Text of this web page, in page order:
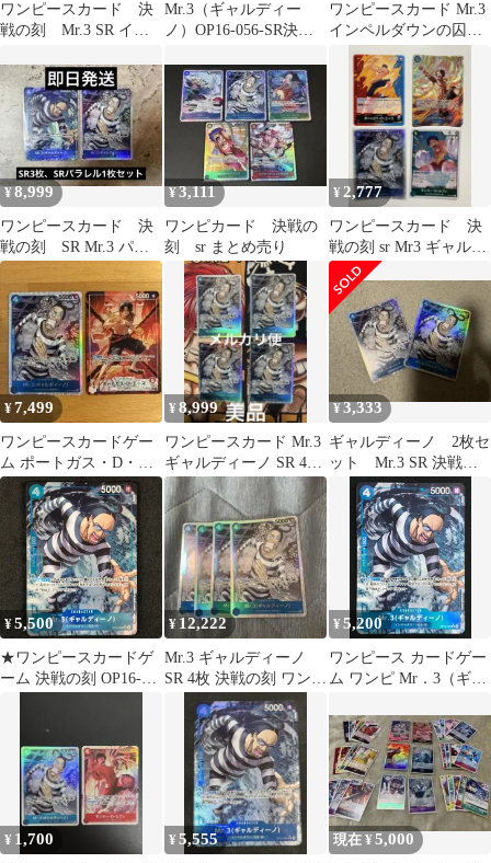
ワンピースカード 決
戦の刻 Mr.3 SR イン
セット
Mr.3（ギャルディー
ノ）OP16-056-SR決戦
囚人
ワンピースカード Mr.3
インペルダウンの囚人
バギー 決戦の刻 SR R
¥8,999
ワンピースカード 決
戦の刻 SR Mr.3 パラ
レル1枚、SR3枚セット
¥3,111
ワンピカード 決戦の
刻 sr まとめ売り
¥ 2,777
ワンピースカード 決
戦の刻 sr Mr3 ギャルデ
ィーノ+おまけルフィ&
エース
¥7,499
ワンピースカードゲー
ム ポートガス・D・エ
ース Mr.3ギャルディー
ノ 決戦の刻
¥8,999
ワンピースカード Mr.3
ギャルディーノ SR 4
枚 決戦の刻 美品
¥3,333
ギャルディーノ 2枚セ
ット Mr.3 SR 決戦の
¥5,500
★ワンピースカードゲ
ーム 決戦の刻 OP16-
¥ 12,222
Mr.3 ギャルディーノ
SR 4枚 決戦の刻 ワンピ
ースカード
¥5,200
ワンピース カードゲー
ム ワンピ Mr．3（ギャ
ル］（DAI-XT） SR
OP16-056 ［OP16］ ブ
ースターパック 決戦の
刻 トレカ TCG 264
¥ 1,700 ¥5,555 現在 ¥5,000